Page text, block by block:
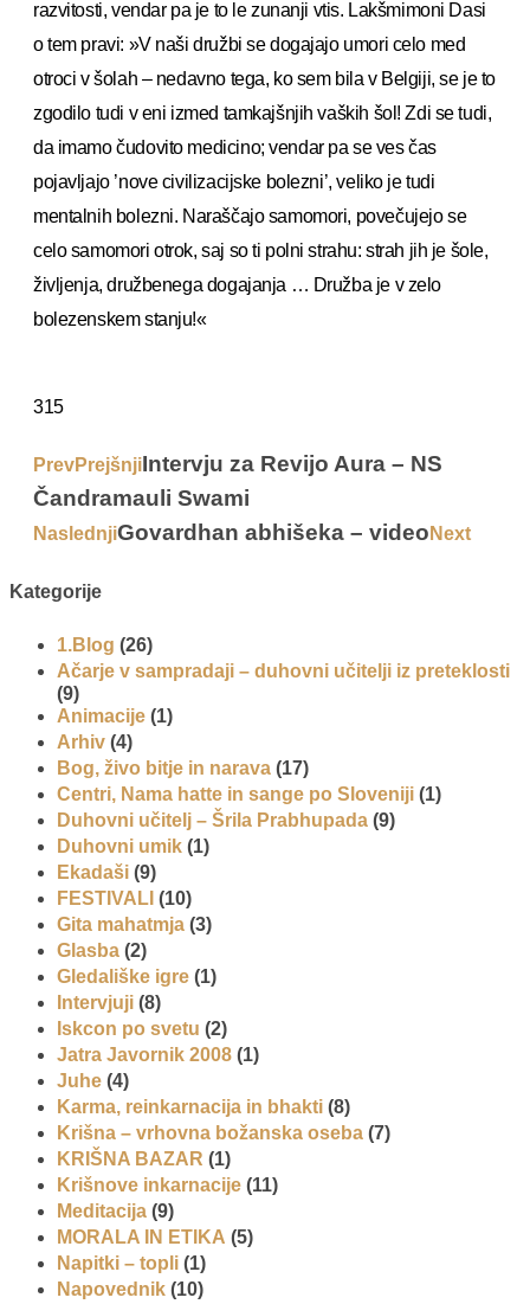
razvitosti, vendar pa je to le zunanji vtis. Lakšmimoni Dasi
o tem pravi: »V naši družbi se dogajajo umori celo med
otroci v šolah – nedavno tega, ko sem bila v Belgiji, se je to
zgodilo tudi v eni izmed tamkajšnjih vaških šol! Zdi se tudi,
da imamo čudovito medicino; vendar pa se ves čas
pojavljajo ’nove civilizacijske bolezni’, veliko je tudi
mentalnih bolezni. Naraščajo samomori, povečujejo se
celo samomori otrok, saj so ti polni strahu: strah jih je šole,
življenja, družbenega dogajanja … Družba je v zelo
bolezenskem stanju!«
315
PrevPrejšnjiIntervju za Revijo Aura – NS
Čandramauli Swami
NaslednjiGovardhan abhišeka – video Next
Kategorije
1.Blog (26)
Ačarje v sampradaji – duhovni učitelji iz preteklosti
(9)
Animacije (1)
Arhiv (4)
Bog, živo bitje in narava (17)
Centri, Nama hatte in sange po Sloveniji (1)
Duhovni učitelj – Šrila Prabhupada (9)
Duhovni umik (1)
Ekadaši (9)
FESTIVALI (10)
Gita mahatmja (3)
Glasba (2)
Gledališke igre (1)
Intervjuji (8)
Iskcon po svetu (2)
Jatra Javornik 2008 (1)
Juhe (4)
Karma, reinkarnacija in bhakti (8)
Krišna – vrhovna božanska oseba (7)
KRIŠNA BAZAR (1)
Krišnove inkarnacije (11)
Meditacija (9)
MORALA IN ETIKA (5)
Napitki – topli (1)
Napovednik (10)